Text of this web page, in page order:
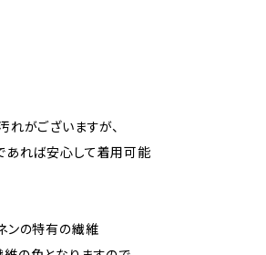
れがございますが、
あれば安心して着用可能
ンの特有の繊維